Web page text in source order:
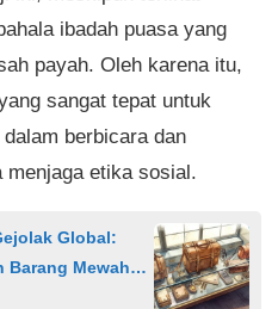
ibadah puasa yang
payah. Oleh karena itu,
sangat tepat untuk
berbicara dan
menjaga etika sosial.
Global:
Barang Mewah
Aset